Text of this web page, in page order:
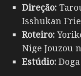
Direção:
Isshukan
Roteiro:
Nige Jouzou
Estúdio: